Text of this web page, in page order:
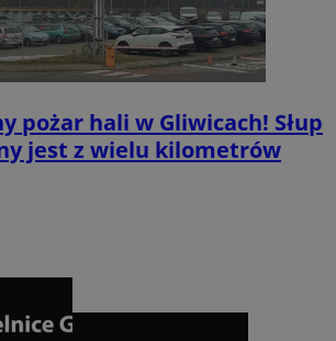
pożar hali w Gliwicach! Słup
jest z wielu kilometrów